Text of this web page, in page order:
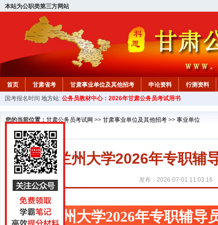
本站为公职类第三方网站
首页 甘肃省考 甘肃事业单位及其他招考 申论资料
行测资料
国考报名时间 地方站: 公务员教材中心：2026年甘肃公务员考试用书
您的当前位置： 甘肃公务员考试网 >> 甘肃事业单位及其他招考 >> 事业单位
兰州大学2026年专职辅
发布：2026-07-01 11:03:16
兰州大学2026年专职辅导